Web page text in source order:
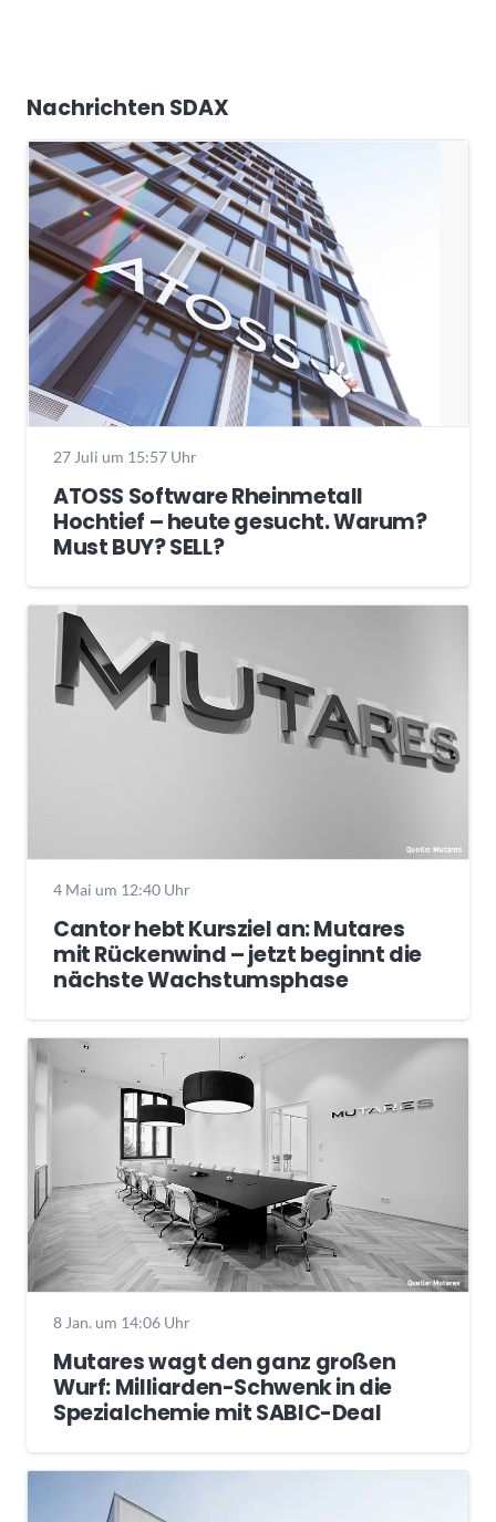
Nachrichten SDAX
27 Juli um 15:57 Uhr
ATOSS Software Rheinmetall
Hochtief – heute gesucht. Warum?
Must BUY? SELL?
4 Mai um 12:40 Uhr
Cantor hebt Kursziel an: Mutares
mit Rückenwind – jetzt beginnt die
nächste Wachstumsphase
8 Jan. um 14:06 Uhr
Mutares wagt den ganz großen
Wurf: Milliarden-Schwenk in die
Spezialchemie mit SABIC-Deal